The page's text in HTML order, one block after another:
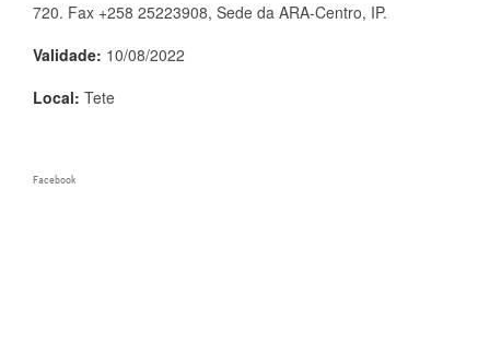
720. Fax +258 25223908, Sede da ARA-Centro, IP.
Validade: 10/08/2022
Local: Tete
Facebook